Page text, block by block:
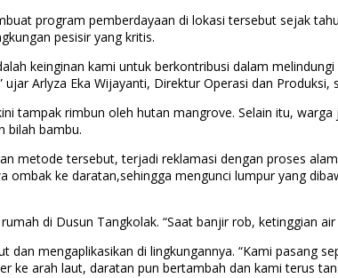
program pemberdayaan di lokasi tersebut sejak
pesisir yang kritis.
keinginan kami untuk berkontribusi dalam
Arlyza Eka Wijayanti, Direktur Operasi dan Produksi,
tampak rimbun oleh hutan mangrove. Selain itu,
bilah bambu.
metode tersebut, terjadi reklamasi dengan proses
ke daratan,sehingga mengunci lumpur yang
di Dusun Tangkolak. “Saat banjir rob, ketinggian
mengaplikasikan di lingkungannya. “Kami pasang
ke arah laut, daratan pun bertambah dan kami terus